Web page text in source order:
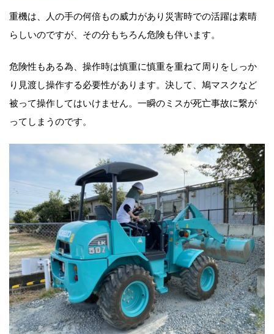
重機は、人の手の何倍もの威力があり災害時での活躍は素晴
らしいのですが、その分もちろん危険も伴います。
危険性もある為、操作時は慎重に慎重を重ねて周りをしっか
り見渡し操作する必要性があります。決して、鳩マスクなど
被って操作してはいけません。一瞬のミスが死亡事故に繋が
ってしまうのです。